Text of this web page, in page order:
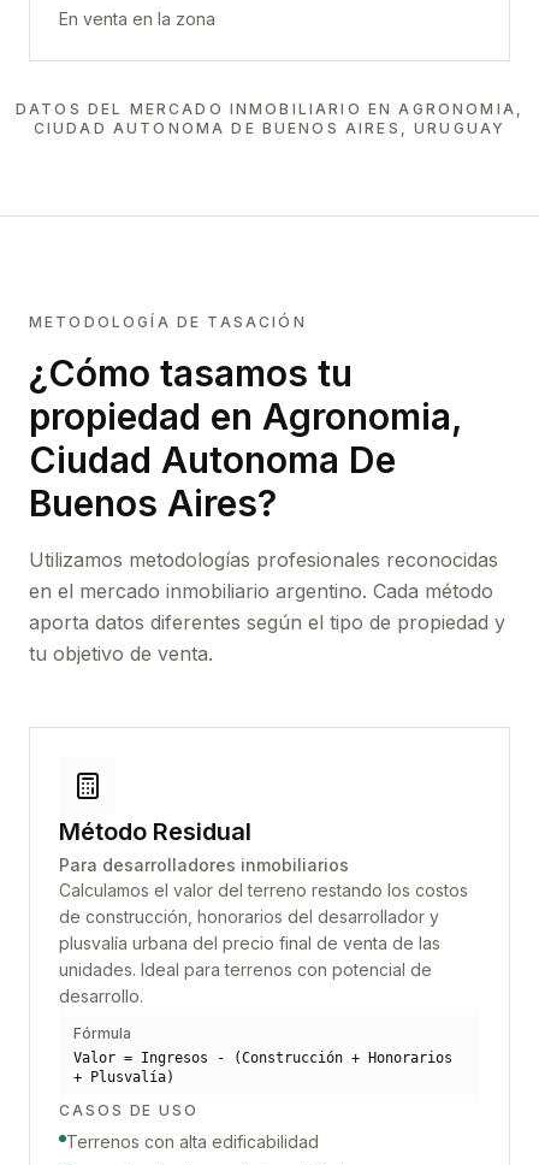
En venta en la zona
DATOS DEL MERCADO INMOBILIARIO ENAGRONOMIA,
CIUDAD AUTONOMA DE BUENOS AIRES, URUGUAY
METODOLOGÍA DE TASACIÓN
¿Cómo tasamos tu
propiedad en Agronomia,
Ciudad Autonoma De
Buenos Aires?
Utilizamos metodologías profesionales reconocidas
en el mercado inmobiliario argentino. Cada método
aporta datos diferentes según el tipo de propiedad y
tu objetivo de venta.
Método Residual
Para desarrolladores inmobiliarios
Calculamos el valor del terreno restando los costos
de construcción, honorarios del desarrollador y
plusvalía urbana del precio final de venta de las
unidades. Ideal para terrenos con potencial de
desarrollo.
Fórmula
Valor = Ingresos - (Construcción + Honorarios
+ Plusvalía)
CASOS DE USO
Terrenos con alta edificabilidad